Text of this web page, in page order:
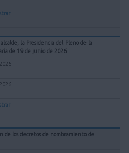
la Presidencia del Pleno de la
de 19 de junio de 2026
de los decretos de nombramiento de